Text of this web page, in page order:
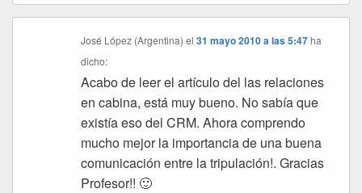
José López (Argentina) el31 mayo 2010 a las 5:47 ha
dicho:
Acabo de leer el artículo del las relaciones
en cabina, está muy bueno. No sabía que
existía eso del CRM. Ahora comprendo
mucho mejor la importancia de una buena
comunicación entre la tripulación!. Gracias
Profesor!! 🙂